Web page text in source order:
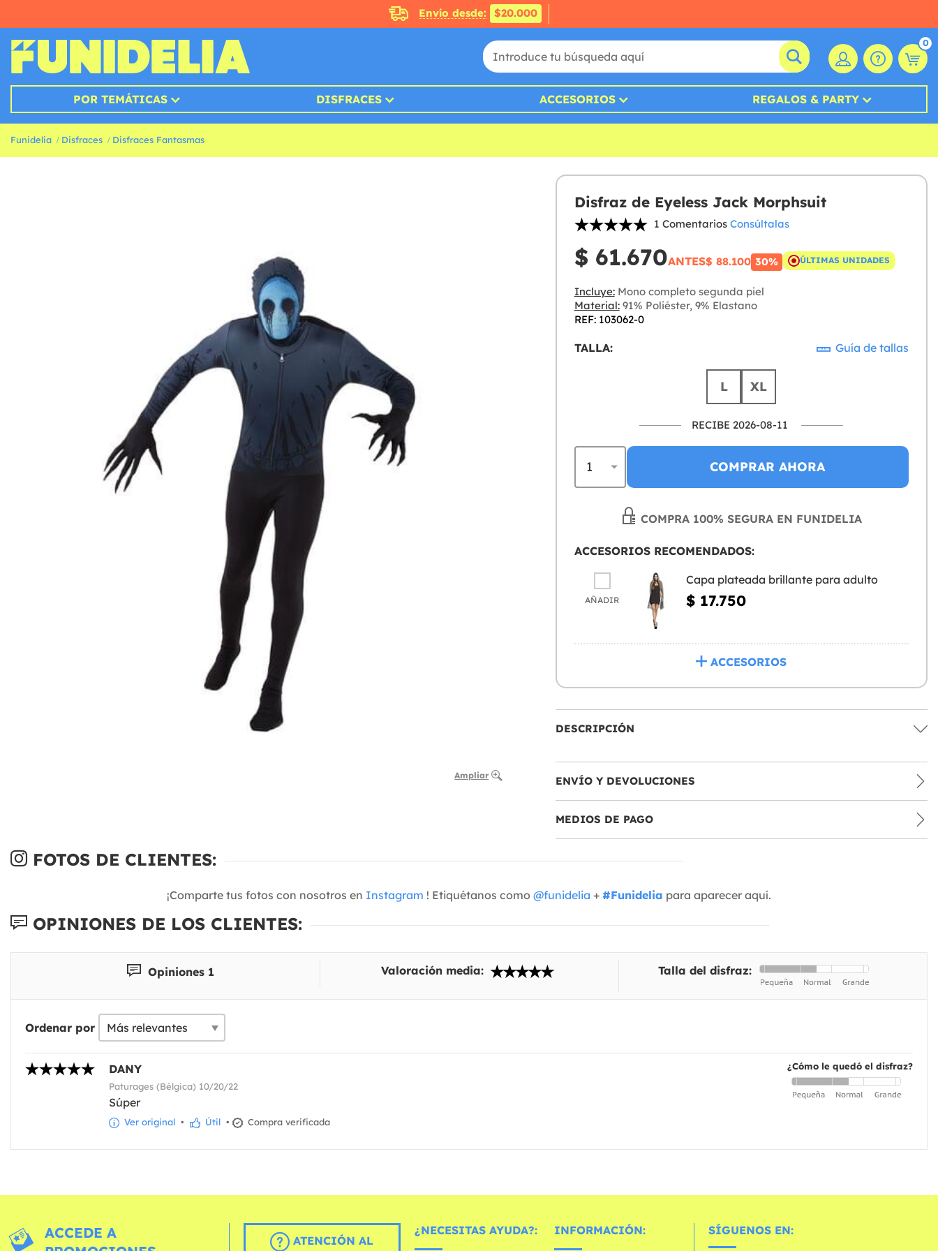
Envío desde: $20.000
0
POR TEMÁTICAS DISFRACES ACCESORIOS REGALOS & PARTY
Funidelia Disfraces Disfraces Fantasmas
Ampliar
Disfraz de Eyeless Jack Morphsuit
1 Comentarios Consúltalas
$ 61.670ANTES$ 88.100 30% ÚLTIMAS UNIDADES
Incluye:Mono completo segunda piel
Material:91% Poliéster, 9% Elastano
REF: 103062-0
TALLA: Guía de tallas
L XL
RECIBE 2026-08-11
COMPRAR AHORA
COMPRA 100% SEGURA EN FUNIDELIA
ACCESORIOS RECOMENDADOS:
AÑADIR
Capa plateada brillante para adulto
$ 17.750
ACCESORIOS
DESCRIPCIÓN
ENVÍO Y DEVOLUCIONES
MEDIOS DE PAGO
FOTOS DE CLIENTES:
¡Comparte tus fotos con nosotros en Instagram ! Etiquétanos como @funidelia + #Funidelia para aparecer aquí.
OPINIONES DE LOS CLIENTES:
Opiniones 1 Valoración media: Talla del disfraz:
Ordenar por
¿Cómo le quedó el disfraz?
DANY
Paturages (Bélgica) 10/20/22
Súper
Ver original • Útil • Compra verificada
ACCEDE A
ATENCIÓN AL
¿NECESITAS AYUDA?: INFORMACIÓN: SÍGUENOS EN: